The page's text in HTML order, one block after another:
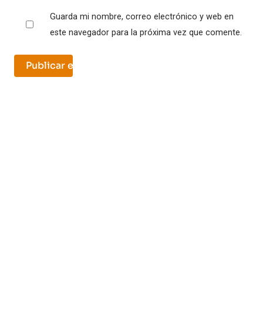
Guarda mi nombre, correo electrónico y web en
este navegador para la próxima vez que comente.